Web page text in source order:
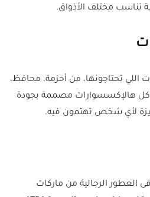
تناسب مختلف الأذواق.
اللي تحتاجونها، من أحزمة، محافظ،
هالإكسسوارات مصممة بجودة
لأي شخص تهتمون فيه.
العطور الرجالية من ماركات